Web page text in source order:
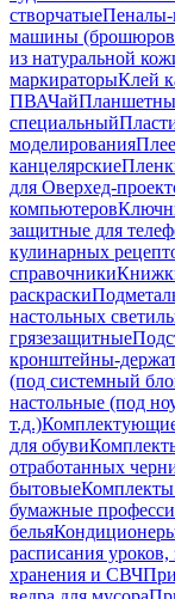
створчатыеПеналы-
машины
из натуральной
маркираторыКлей
ПВАЧай
специальный
моделирования
канцелярские
для Оверхед-
компьютеров
защитные для
кулинарных
справочники
раскраски
настольных
грязезащитные
кронштейны-
(под системный
настольные (под
т.д.)
для обуви
отработанных
бытовыеКомплекты
бумажные
бельяКондиционеры
расписания уроков,
хранения и СВЧ